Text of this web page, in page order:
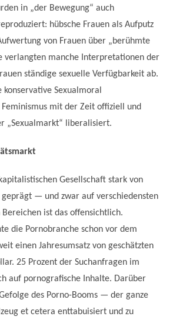
in „der Bewegung“ auch
hübsche Frauen als Aufputz
von Frauen über „berühmte
verlangten manche Interpretationen der
ständige sexuelle Verfügbarkeit ab.
konservative Sexualmoral
mit der Zeit offiziell und
„Sexualmarkt“ liberalisiert.
Gesellschaft stark von
— und zwar auf verschiedensten
Bereichen ist das offensichtlich.
die Pornobranche schon vor dem
einen Jahresumsatz von geschätzten
25 Prozent der Suchanfragen im
auf pornografische Inhalte. Darüber
des Porno-Booms — der ganze
et cetera enttabuisiert und zu